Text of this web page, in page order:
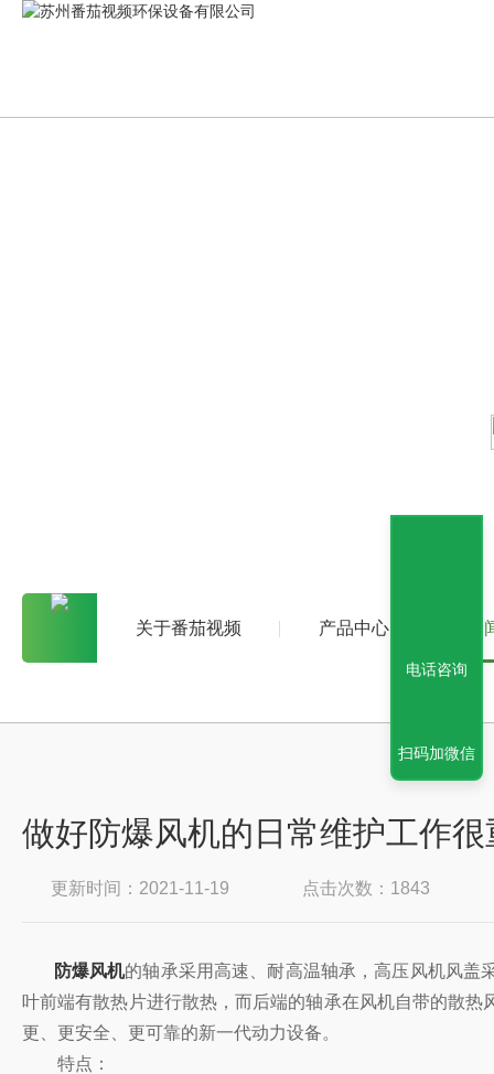
关于番茄视频 产品中心
做好防爆风机的日常维护工作很
更新时间：2021-11-19 点击次数：1843
防爆风机的轴承采用高速、耐高温轴承，高压风机风盖
叶前端有散热片进行散热，而后端的轴承在风机自带的散热风
更、更安全、更可靠的新一代动力设备。
特点：
电话咨询
扫码加微信